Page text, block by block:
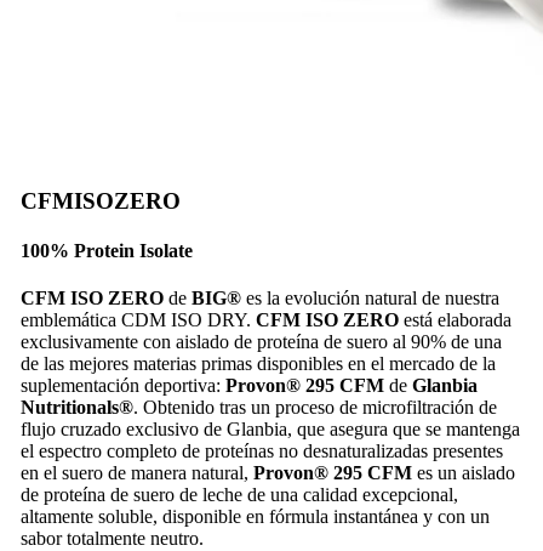
CFMISOZERO
100% Protein Isolate
CFM ISO ZEROde BIG®es la evolución natural de nuestra
emblemática CDM ISO DRY. CFM ISO ZEROestá elaborada
exclusivamente con aislado de proteína de suero al 90% de una
de las mejores materias primas disponibles en el mercado de la
suplementación deportiva: Provon® 295 CFMde Glanbia
Nutritionals®. Obtenido tras un proceso de microfiltración de
flujo cruzado exclusivo de Glanbia, que asegura que se mantenga
el espectro completo de proteínas no desnaturalizadas presentes
en el suero de manera natural, Provon® 295 CFMes un aislado
de proteína de suero de leche de una calidad excepcional,
altamente soluble, disponible en fórmula instantánea y con un
sabor totalmente neutro.